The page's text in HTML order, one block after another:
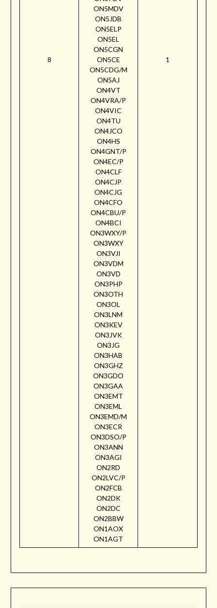
8
ON5MDV
ON5JDB
ON5ELP
ON5EL
ON5CGN
ON5CE
ON5CDG/M
ON5AJ
ON4VT
ON4VRA/P
ON4VIC
ON4TU
ON4JCO
ON4HS
ON4GNT/P
ON4EC/P
ON4CLF
ON4CJP
ON4CJG
ON4CFO
ON4CBU/P
ON4BCI
ON3WXY/P
ON3WXY
ON3VJI
ON3VDM
ON3VD
ON3PHP
ON3OTH
ON3OL
ON3LNM
ON3KEV
ON3JVK
ON3JG
ON3HAB
ON3GHZ
ON3GDO
ON3GAA
ON3EMT
ON3EML
ON3EMD/M
ON3ECR
ON3DSO/P
ON3ANN
ON3AGI
ON2RD
ON2LVC/P
ON2FCB
ON2DK
ON2DC
ON2BBW
ON1AOX
ON1AGT
1